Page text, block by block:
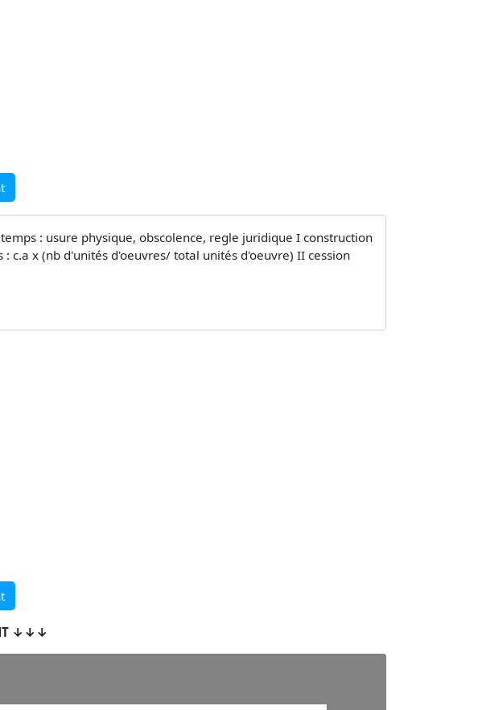
: usure physique, obscolence, regle juridique I construction
c.a x (nb d'unités d'oeuvres/ total unités d'oeuvre) II cession
↓↓↓